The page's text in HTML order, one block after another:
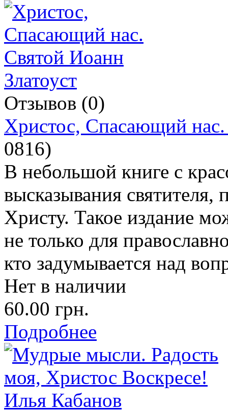
Отзывов (0)
Христос, Спасающий нас.
0816)
В небольшой книге с
высказывания
Христу. Такое издание
не только для
кто задумывается над
Нет в наличии
60.00 грн.
Подробнее